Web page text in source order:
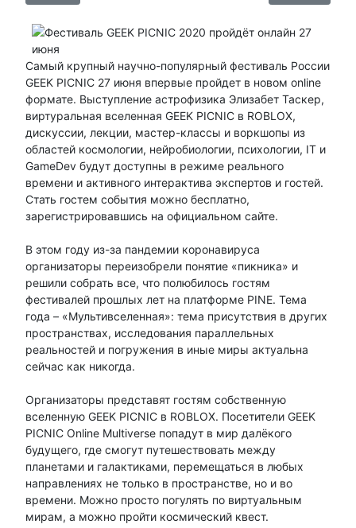
Самый крупный научно-популярный фестиваль России
GEEK PICNIC 27 июня впервые пройдет в новом online
формате. Выступление астрофизика Элизабет Таскер,
виртуральная вселенная GEEK PICNIC в ROBLOX,
дискуссии, лекции, мастер-классы и воркшопы из
областей космологии, нейробиологии, психологии, IT и
GameDev будут доступны в режиме реального
времени и активного интерактива экспертов и гостей.
Стать гостем события можно бесплатно,
зарегистрировавшись на официальном сайте.
В этом году из-за пандемии коронавируса
организаторы переизобрели понятие «пикника» и
решили собрать все, что полюбилось гостям
фестивалей прошлых лет на платформе PINE. Тема
года – «Мультивселенная»: тема присутствия в других
пространствах, исследования параллельных
реальностей и погружения в иные миры актуальна
сейчас как никогда.
Организаторы представят гостям собственную
вселенную GEEK PICNIC в ROBLOX. Посетители GEEK
PICNIC Online Multiverse попадут в мир далёкого
будущего, где смогут путешествовать между
планетами и галактиками, перемещаться в любых
направлениях не только в пространстве, но и во
времени. Можно просто погулять по виртуальным
мирам, а можно пройти космический квест.